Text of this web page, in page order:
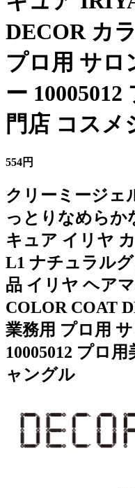
DECOR カ
プロ用 サロ
ー
門店 コスメ
554円
クリーミージェ
っとりなめらか
キュア イリヤ
L1 ナチュラル
品 イリヤ ヘア
COLOR COAT
業務用 プロ用
10005012 プロ
ャングル